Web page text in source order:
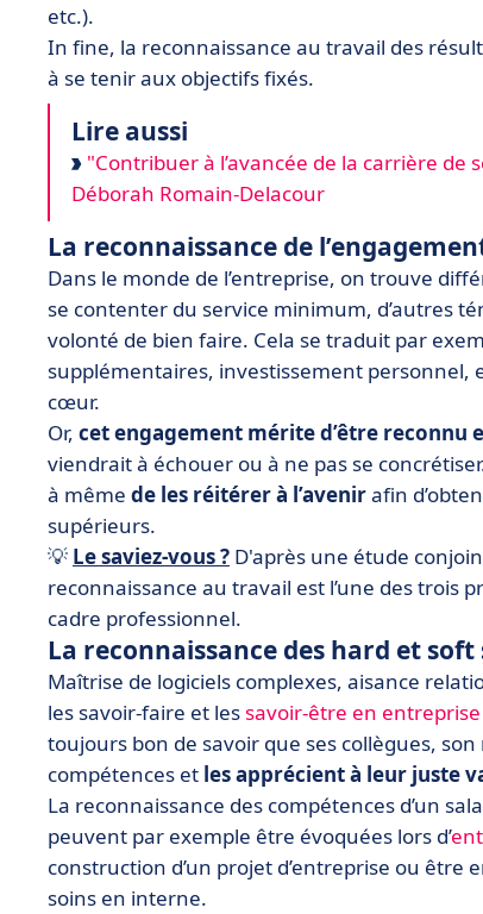
etc.).
In fine, la reconnaissance au travail des
à se tenir aux objectifs fixés.
Lire aussi
"Contribuer à l’avancée de la carrière
Déborah Romain-Delacour
La reconnaissance de
Dans le monde de l’entreprise, on trouve
se contenter du service minimum, d’autres
volonté de bien faire. Cela se traduit par
supplémentaires, investissement personnel,
cœur.
Or, cet engagement mérite d’être reconnu
viendrait à échouer ou à ne pas se
à même de les réitérer à l’avenirafin
supérieurs.
💡 Le saviez-vous ? D'après une étude
reconnaissance au travail est l’une des trois
cadre professionnel.
La reconnaissance des hard et soft
Maîtrise de logiciels complexes, aisance
les savoir-faire et lessavoir-être en entreprise
toujours bon de savoir que ses collègues,
compétences et les apprécient à leur juste
La reconnaissance des compétences d’un
peuvent par exemple être évoquées lors d’
construction d’un projet d’entreprise ou être
soins en interne.